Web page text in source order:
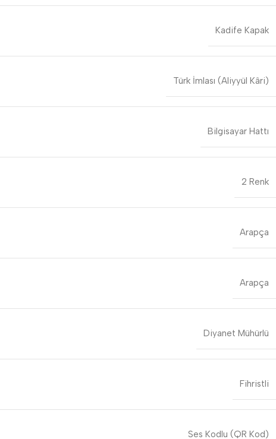
Kadife Kapak
Türk İmlası (Aliyyül Kâri)
Bilgisayar Hattı
2 Renk
Arapça
Arapça
Diyanet Mühürlü
Fihristli
Ses Kodlu (QR Kod)